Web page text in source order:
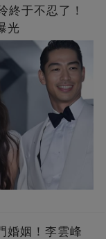
終于不忍了！
光
婚姻！李雲峰